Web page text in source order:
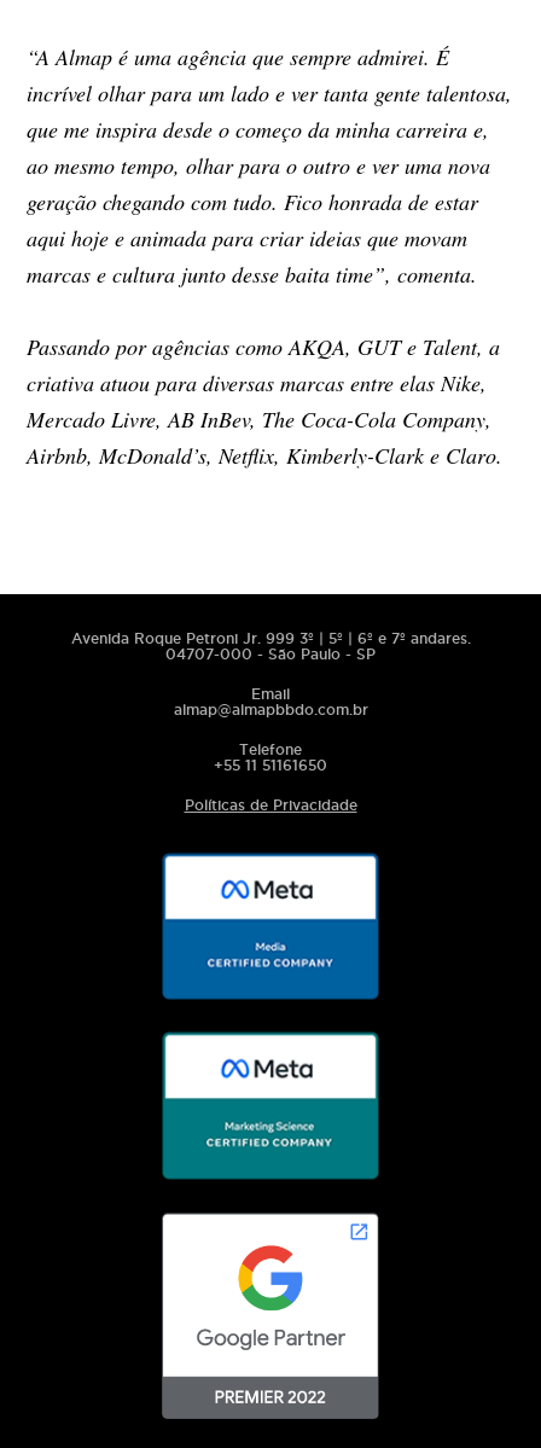
“A Almap é uma agência que sempre admirei. É
incrível olhar para um lado e ver tanta gente talentosa,
que me inspira desde o começo da minha carreira e,
ao mesmo tempo, olhar para o outro e ver uma nova
geração chegando com tudo. Fico honrada de estar
aqui hoje e animada para criar ideias que movam
marcas e cultura junto desse baita time”, comenta.
Passando por agências como AKQA, GUT e Talent, a
criativa atuou para diversas marcas entre elas Nike,
Mercado Livre, AB InBev, The Coca-Cola Company,
Airbnb, McDonald’s, Netflix, Kimberly-Clark e Claro.
Avenida Roque Petroni Jr. 999 3º | 5º | 6º e 7º andares.
04707-000 - São Paulo - SP
Email
almap@almapbbdo.com.br
Telefone
+55 11 51161650
Políticas de Privacidade